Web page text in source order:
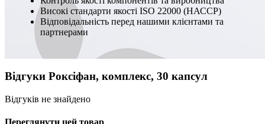
Високі стандарти якості ISO 22000 (НАССР)
Відповідальність перед нашими клієнтами та
партнерами
Відгуки Роксіфан, комплекс, 30 капсул
Відгуків не знайдено
Переглянути цей товар